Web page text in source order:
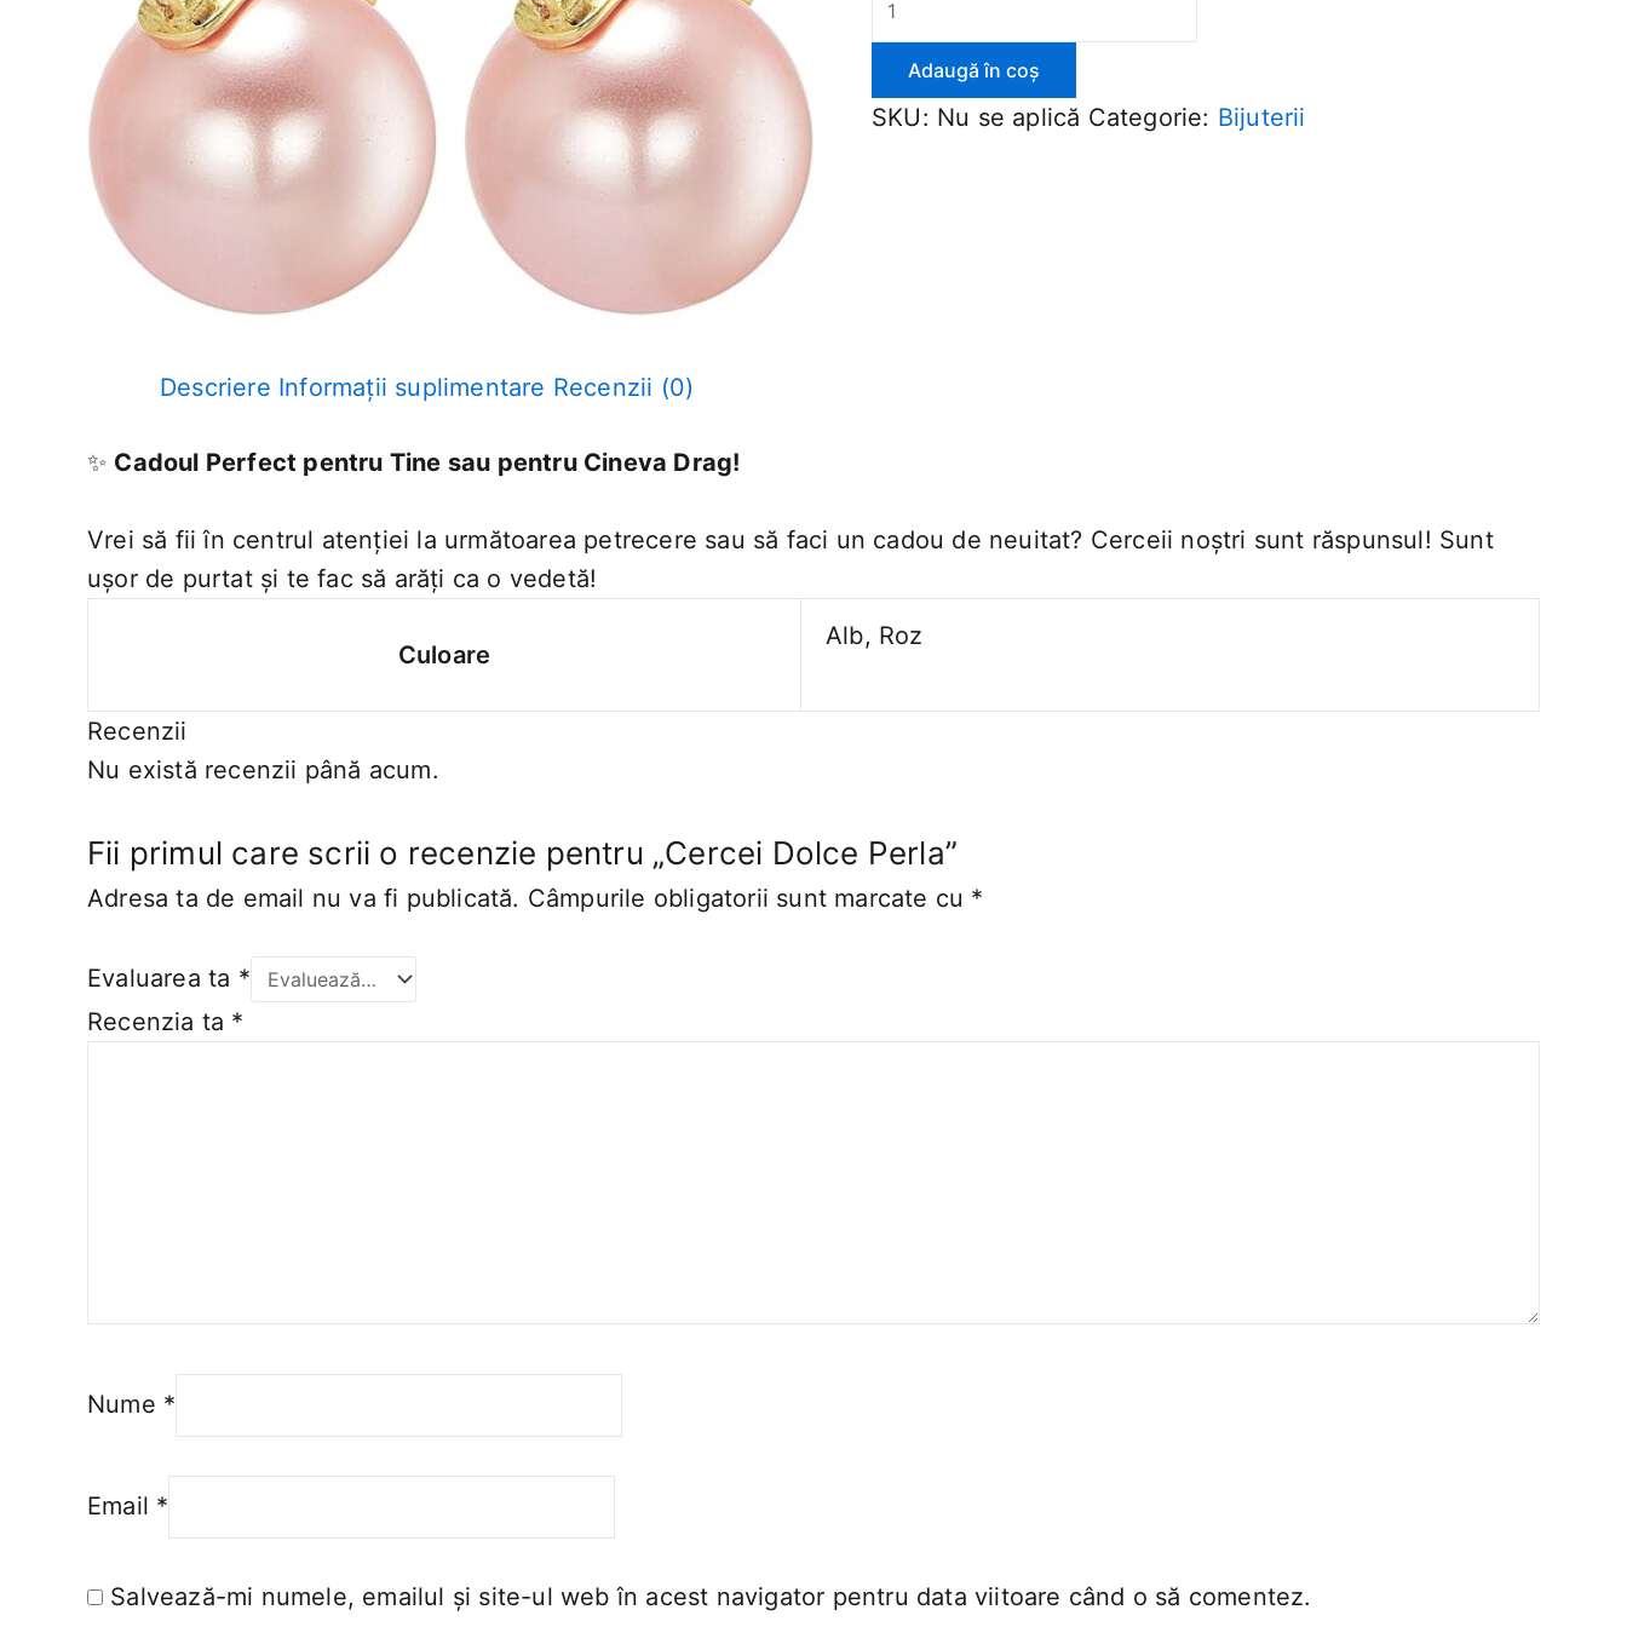
Adaugă în coș
SKU: Nu se aplică Categorie: Bijuterii
Descriere Informații suplimentare Recenzii (0)
✨ Cadoul Perfect pentru Tine sau pentru Cineva Drag!
Vrei să fii în centrul atenției la următoarea petrecere sau să faci un cadou de neuitat? Cerceii noștri sunt răspunsul! Sunt
ușor de purtat și te fac să arăți ca o vedetă!
Culoare
Alb, Roz
Recenzii
Nu există recenzii până acum.
Fii primul care scrii o recenzie pentru „Cercei Dolce Perla”
Adresa ta de email nu va fi publicată. Câmpurile obligatorii sunt marcate cu *
Evaluarea ta *
Recenzia ta *
Nume *
Email *
Salvează-mi numele, emailul și site-ul web în acest navigator pentru data viitoare când o să comentez.